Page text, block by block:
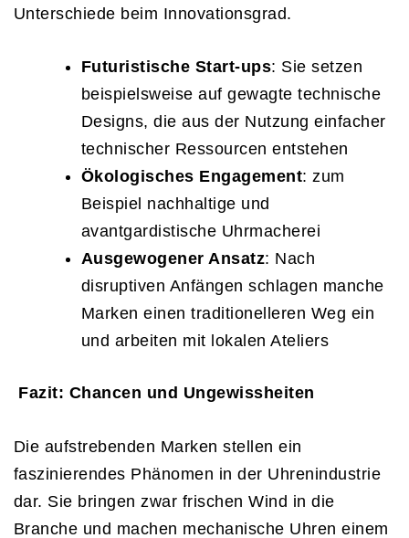
Unterschiede beim Innovationsgrad.
Futuristische Start-ups: Sie setzen
beispielsweise auf gewagte technische
Designs, die aus der Nutzung einfacher
technischer Ressourcen entstehen
Ökologisches Engagement: zum
Beispiel nachhaltige und
avantgardistische Uhrmacherei
Ausgewogener Ansatz: Nach
disruptiven Anfängen schlagen manche
Marken einen traditionelleren Weg ein
und arbeiten mit lokalen Ateliers
Fazit: Chancen und Ungewissheiten
Die aufstrebenden Marken stellen ein
faszinierendes Phänomen in der Uhrenindustrie
dar. Sie bringen zwar frischen Wind in die
Branche und machen mechanische Uhren einem